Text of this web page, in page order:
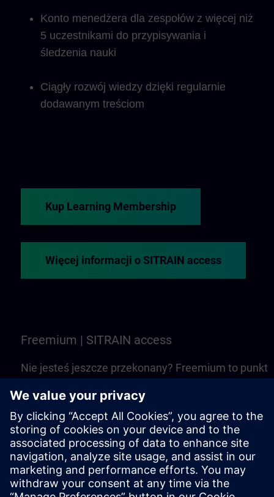
Konto menedżera dla zespołów z więcej niż
5 uczestnikami do przypisywania i
śledzenia nauki
Ciągły rozwój wiedzy dzięki regularnie
dodawanym treściom
Kup Learning Membership
Więcej informacji o SITRAIN access
Freemium | SITRAIN access
Nie jesteś jeszcze przekonany? Freemium to punkt
online z SITRAIN access. Jest darmowe — nie jest
wymagany Learning Membership
Wypróbować Freemium | SITRAIN access